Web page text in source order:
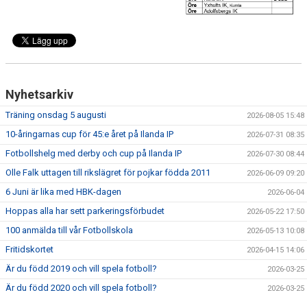
KONTAKTER & LAG
FÖRENINGSDOKUMENT_GAMLA
SPONSORER
FÖRENINGSDOKUMENT
Nyhetsarkiv
Träning onsdag 5 augusti 2026-08-05 15:48
10-åringarnas cup för 45:e året på Ilanda IP 2026-07-31 08:35
Fotbollshelg med derby och cup på Ilanda IP 2026-07-30 08:44
Olle Falk uttagen till rikslägret för pojkar födda 2011 2026-06-09 09:20
6 Juni är lika med HBK-dagen 2026-06-04
Hoppas alla har sett parkeringsförbudet 2026-05-22 17:50
100 anmälda till vår Fotbollskola 2026-05-13 10:08
Fritidskortet 2026-04-15 14:06
Är du född 2019 och vill spela fotboll? 2026-03-25
Är du född 2020 och vill spela fotboll? 2026-03-25